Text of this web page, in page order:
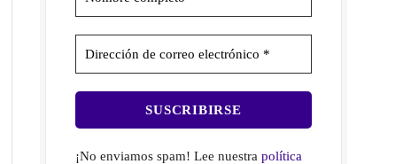
¡No enviamos spam! Lee nuestrapolítica